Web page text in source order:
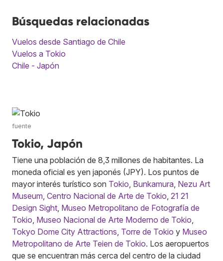
Búsquedas relacionadas
Vuelos desde Santiago de Chile
Vuelos a Tokio
Chile - Japón
fuente
Tokio, Japón
Tiene una población de 8,3 millones de habitantes. La
moneda oficial es yen japonés (JPY). Los puntos de
mayor interés turístico son Tokio Bunkamura Nezu Art
Museum Centro Nacional de Arte de Tokio 21 21
Design Sight Museo Metropolitano de Fotografía de
Tokio Museo Nacional de Arte Moderno de Tokio
Tokyo Dome City Attractions Torre de Tokio y Museo
Metropolitano de Arte Teien de Tokio. Los aeropuertos
que se encuentran más cerca del centro de la ciudad